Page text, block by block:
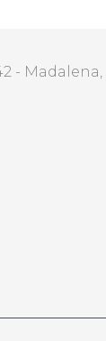
- Madalena,